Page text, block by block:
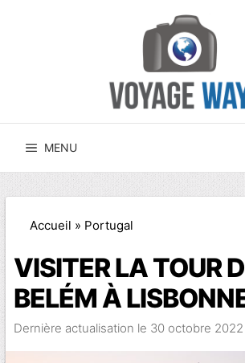
MENU
Accueil » Portugal
VISITER LA TOUR
BELÉM À
30 octobre 2022